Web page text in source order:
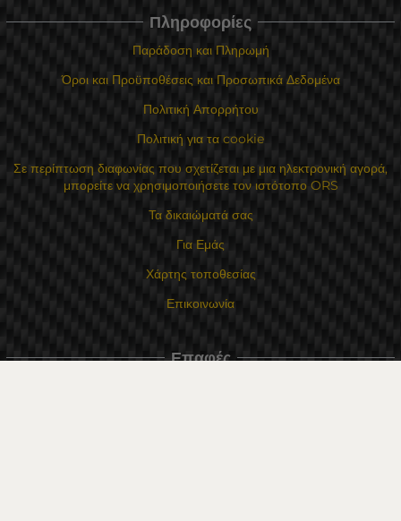
Πληροφορίες
Παράδοση και Πληρωμή
Όροι και Προϋποθέσεις και Προσωπικά Δεδομένα
Πολιτική Απορρήτου
Πολιτική για τα cookie
Σε περίπτωση διαφωνίας που σχετίζεται με μια ηλεκτρονική αγορά,
μπορείτε να χρησιμοποιήσετε τον ιστότοπο ORS
Τα δικαιώματά σας
Για Εμάς
Χάρτης τοποθεσίας
Επικοινωνία
Επαφές